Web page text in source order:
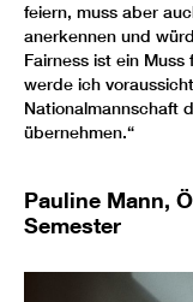
feiern, muss aber
anerkennen und
Fairness ist ein
werde ich
Nationalmannschaft
übernehmen.“
Pauline Mann,
Semester